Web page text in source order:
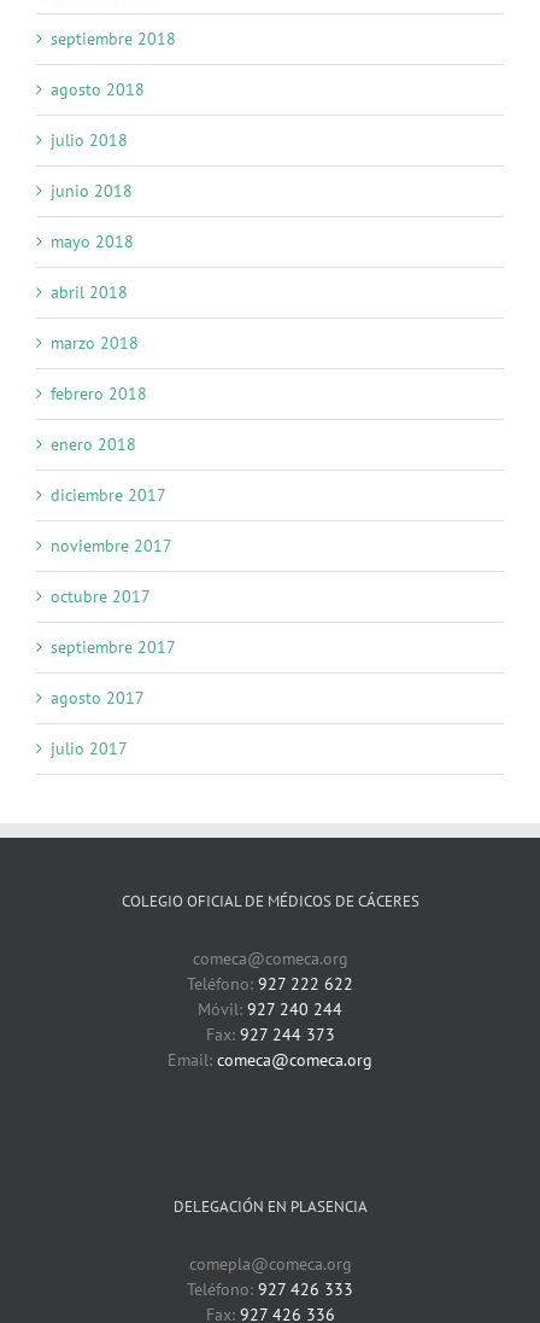
septiembre 2018
agosto 2018
julio 2018
junio 2018
mayo 2018
abril 2018
marzo 2018
febrero 2018
enero 2018
diciembre 2017
noviembre 2017
octubre 2017
septiembre 2017
agosto 2017
julio 2017
COLEGIO OFICIAL DE MÉDICOS DE CÁCERES
comeca@comeca.org
Teléfono: 927 222 622
Móvil: 927 240 244
Fax: 927 244 373
Email: comeca@comeca.org
DELEGACIÓN EN PLASENCIA
comepla@comeca.org
Teléfono: 927 426 333
Fax: 927 426 336